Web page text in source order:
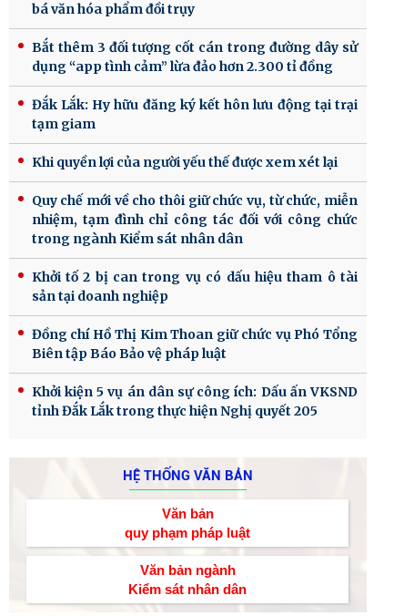
bá văn hóa phẩm đồi trụy
Bắt thêm 3 đối tượng cốt cán trong đường dây sử
dụng “app tình cảm” lừa đảo hơn 2.300 tỉ đồng
Đắk Lắk: Hy hữu đăng ký kết hôn lưu động tại trại
tạm giam
Khi quyền lợi của người yếu thế được xem xét lại
Quy chế mới về cho thôi giữ chức vụ, từ chức, miễn
nhiệm, tạm đình chỉ công tác đối với công chức
trong ngành Kiểm sát nhân dân
Khởi tố 2 bị can trong vụ có dấu hiệu tham ô tài
sản tại doanh nghiệp
Đồng chí Hồ Thị Kim Thoan giữ chức vụ Phó Tổng
Biên tập Báo Bảo vệ pháp luật
Khởi kiện 5 vụ án dân sự công ích: Dấu ấn VKSND
tỉnh Đắk Lắk trong thực hiện Nghị quyết 205
HỆ THỐNG VĂN BẢN
Văn bản
quy phạm pháp luật
Văn bản ngành
Kiểm sát nhân dân